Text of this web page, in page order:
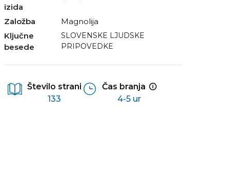
izida
Založba
Magnolija
Ključne
besede
SLOVENSKE LJUDSKE
PRIPOVEDKE
Število strani
133
Čas branja
4-5 ur